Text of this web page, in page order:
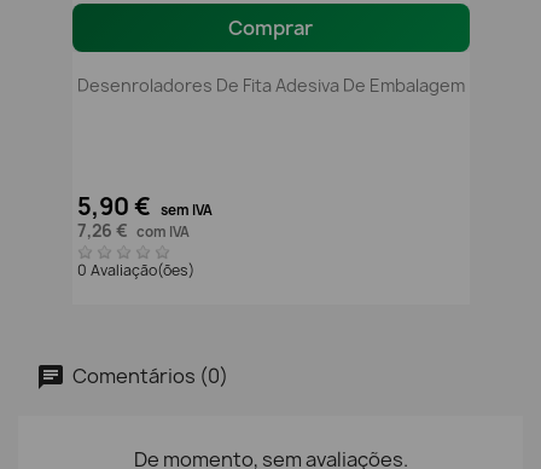
Comprar
Desenroladores De Fita Adesiva De Embalagem
5,90 € sem IVA
7,26 € com IVA
0 Avaliação(ões)
Comentários (0)
De momento, sem avaliações.